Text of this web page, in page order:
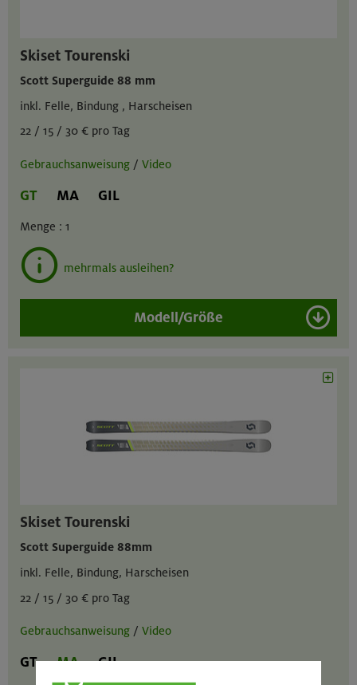
Skiset Tourenski
Scott Superguide 88 mm
inkl. Felle, Bindung , Harscheisen
22 / 15 / 30 € pro Tag
Gebrauchsanweisung / Video
GT MA GIL
Menge : 1
mehrmals ausleihen?
Modell/Größe
Skiset Tourenski
Scott Superguide 88mm
inkl. Felle, Bindung, Harscheisen
22 / 15 / 30 € pro Tag
Gebrauchsanweisung / Video
GT MA GIL